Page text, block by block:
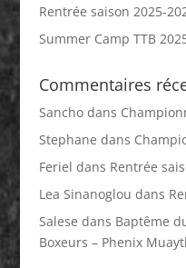
Rentrée saison 2025-
Summer Camp TTB
Commentaires
Sanchodans
Stephane dans
Feriel dans Rentrée
Lea Sinanoglou dans
Salese dans Baptême
Boxeurs – Phenix